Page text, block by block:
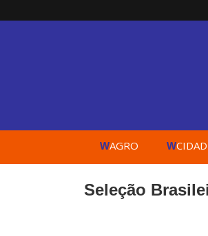
WAGRO W
Seleção